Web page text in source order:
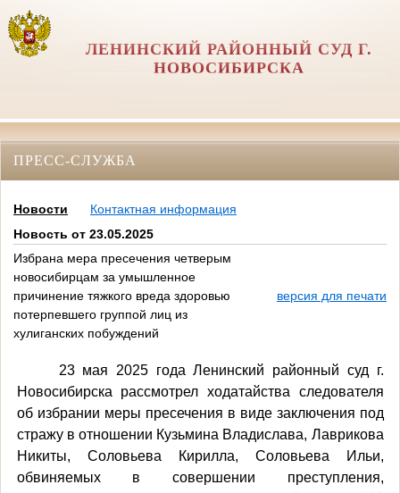
ЛЕНИНСКИЙ РАЙОННЫЙ СУД Г.
НОВОСИБИРСКА
ПРЕСС-СЛУЖБА
Новости
Контактная информация
Новость от 23.05.2025
Избрана мера пресечения четверым
новосибирцам за умышленное
причинение тяжкого вреда здоровью
потерпевшего группой лиц из
хулиганских побуждений
версия для печати
23 мая 2025 года Ленинский районный суд г.
Новосибирска рассмотрел ходатайства следователя
об избрании меры пресечения в виде заключения под
стражу в отношении Кузьмина Владислава, Лаврикова
Никиты, Соловьева Кирилла, Соловьева Ильи,
обвиняемых в совершении преступления,